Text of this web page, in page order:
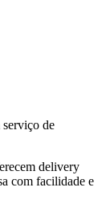
de
delivery
com facilidade e